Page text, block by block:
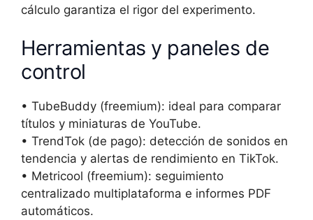
cálculo garantiza el rigor del experimento.
Herramientas y paneles de
control
• TubeBuddy (freemium): ideal para comparar
títulos y miniaturas de YouTube.
• TrendTok (de pago): detección de sonidos en
tendencia y alertas de rendimiento en TikTok.
• Metricool (freemium): seguimiento
centralizado multiplataforma e informes PDF
automáticos.